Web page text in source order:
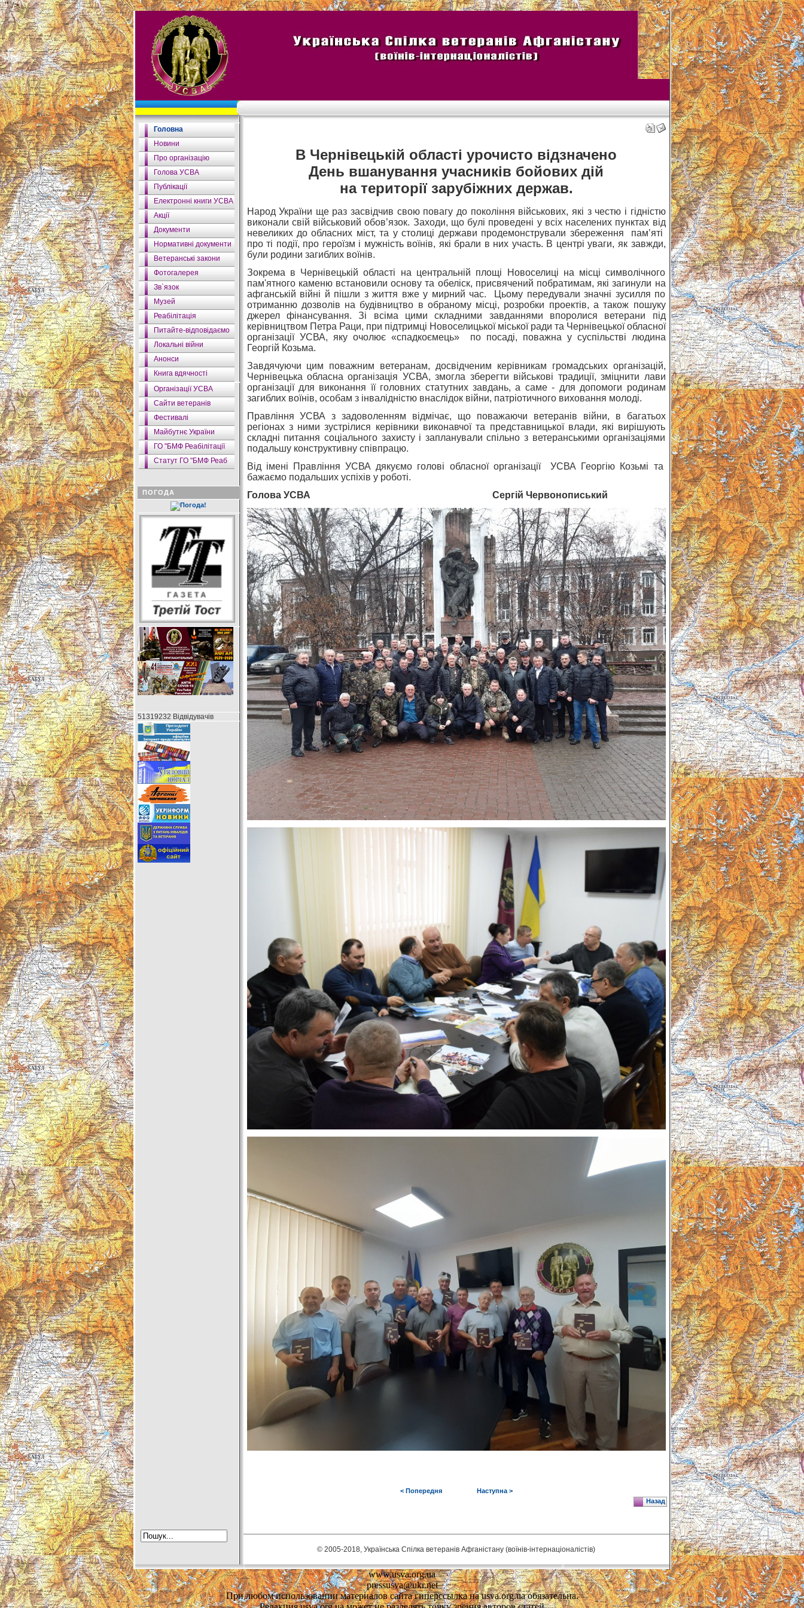
" />
Головна
Новини
Про організацію
Голова УСВА
Публікації
Електронні книги УСВА
Акції
Документи
Нормативні документи
Ветеранські закони
Фотогалерея
Зв`язок
Музей
Реабілітація
Питайте-відповідаємо
Локальні війни
Анонси
Книга вдячності
Організації УСВА
Сайти ветеранів
Фестивалі
Майбутнє України
ГО "БМФ Реабілітації
Статут ГО "БМФ Реаб
ПОГОДА
51319232 Відвідувачів
В Чернівецькій області урочисто відзначено
День вшанування учасників бойових дій
на території зарубіжних держав.
Народ України ще раз засвідчив свою повагу до покоління військових, які з честю і гідністю
виконали свій військовий обов’язок. Заходи, що булі проведені у всіх населених пунктах від
невеликих до обласних міст, та у столиці держави продемонстрували збереження пам’яті
про ті події, про героїзм і мужність воїнів, які брали в них участь. В центрі уваги, як завжди,
були родини загиблих воїнів.
Зокрема в Чернівецькій області на центральній площі Новоселиці на місці символічного
пам'ятного каменю встановили основу та обеліск, присвячений побратимам, які загинули на
афганській війні й пішли з життя вже у мирний час. Цьому передували значні зусилля по
отриманню дозволів на будівництво в обраному місці, розробки проектів, а також пошуку
джерел фінансування. Зі всіма цими складними завданнями впоролися ветерани під
керівництвом Петра Раци, при підтримці Новоселицької міської ради та Чернівецької обласної
організації УСВА, яку очолює «спадкоємець» по посаді, поважна у суспільстві людина
Георгій Козьма.
Завдячуючи цим поважним ветеранам, досвідченим керівникам громадських організацій,
Чернівецька обласна організація УСВА, змогла зберегти військові традиції, зміцнити лави
організації для виконання її головних статутних завдань, а саме - для допомоги родинам
загиблих воїнів, особам з інвалідністю внаслідок війни, патріотичного виховання молоді.
Правління УСВА з задоволенням відмічає, що поважаючи ветеранів війни, в багатьох
регіонах з ними зустрілися керівники виконавчої та представницької влади, які вирішують
складні питання соціального захисту і запланували спільно з ветеранськими організаціями
подальшу конструктивну співпрацю.
Від імені Правління УСВА дякуємо голові обласної організації УСВА Георгію Козьмі та
бажаємо подальших успіхів у роботі.
Голова УСВА
Сергій Червонописький
< Попередня
Наступна >
Назад
© 2005-2018, Українська Спілка ветеранів Афганістану (воїнів-інтернаціоналістів)
www.usva.org.ua
pressusva@ukr.net
При любом использовании материалов сайта гиперссылка на usva.org.ua обязательна.